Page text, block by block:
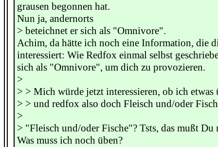
grausen begonnen hat.
Nun ja, andernorts
> beteichnet er sich als "Omnivore".
Achim, da hätte ich noch eine Information, die
interessiert: Wie Redfox einmal selbst
sich als "Omnivore", um dich zu provozieren.
>
> > Mich würde jetzt interessieren, ob ich etwas
> > und redfox also doch Fleisch und/oder
>
> "Fleisch und/oder Fische"? Tsts, das mußt Du
Was muss ich noch üben?